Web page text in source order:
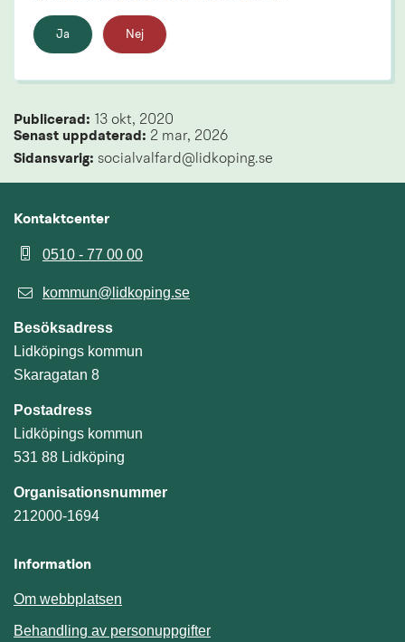
Ja Nej
Publicerad:
13 okt, 2020
Senast uppdaterad: 2 mar, 2026
Sidansvarig: socialvalfard@lidkoping.se
Kontaktcenter
0510 - 77 00 00
kommun@lidkoping.se
Besöksadress
Lidköpings kommun
Skaragatan 8
Postadress
Lidköpings kommun
531 88 Lidköping
Organisationsnummer
212000-1694
Information
Om webbplatsen
Behandling av personuppgifter